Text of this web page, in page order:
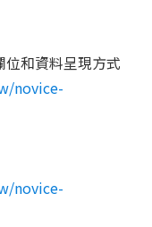
和資料呈現方式
novice-
novice-